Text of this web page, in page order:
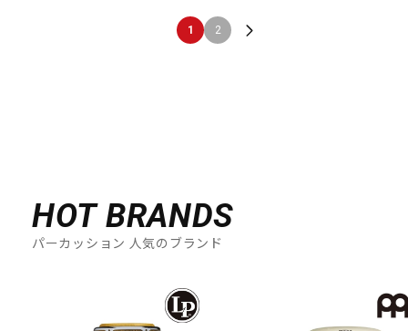
1 2
HOT BRANDS
パーカッション 人気のブランド